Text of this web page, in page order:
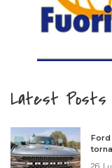
Latest Posts
Ford